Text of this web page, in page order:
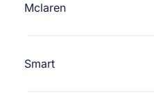
Mclaren
Smart